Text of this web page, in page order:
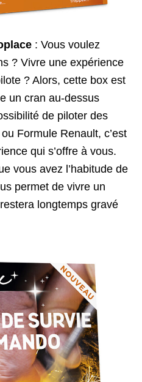
: Vous voulez
? Vivre une expérience
? Alors, cette box est
un cran au-dessus
de piloter des
Formule Renault, c’est
qui s’offre à vous.
vous avez l’habitude de
permet de vivre un
longtemps gravé